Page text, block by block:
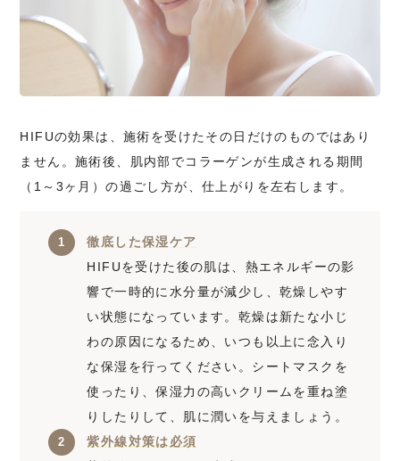
HIFUの効果は、施術を受けたその日だけのものではあり
ません。施術後、肌内部でコラーゲンが生成される期間
（1～3ヶ月）の過ごし方が、仕上がりを左右します。
徹底した保湿ケア
HIFUを受けた後の肌は、熱エネルギーの影
響で一時的に水分量が減少し、乾燥しやす
い状態になっています。乾燥は新たな小じ
わの原因になるため、いつも以上に念入り
な保湿を行ってください。シートマスクを
使ったり、保湿力の高いクリームを重ね塗
りしたりして、肌に潤いを与えましょう。
紫外線対策は必須